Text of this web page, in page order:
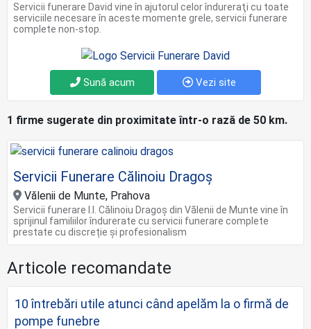
Servicii funerare David vine în ajutorul celor îndureraţi cu toate
serviciile necesare în aceste momente grele, servicii funerare
complete non-stop.
Sună acum Vezi site
1 firme sugerate din proximitate într-o rază de 50 km.
Servicii Funerare Călinoiu Dragoș
Vălenii de Munte, Prahova
Servicii funerare I.I. Călinoiu Dragoș din Vălenii de Munte vine în
sprijinul familiilor îndurerate cu servicii funerare complete
prestate cu discreție și profesionalism
Articole recomandate
10 întrebări utile atunci când apelăm la o firmă de
pompe funebre